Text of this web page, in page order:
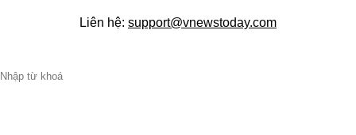
Liên hệ: support@vnewstoday.com